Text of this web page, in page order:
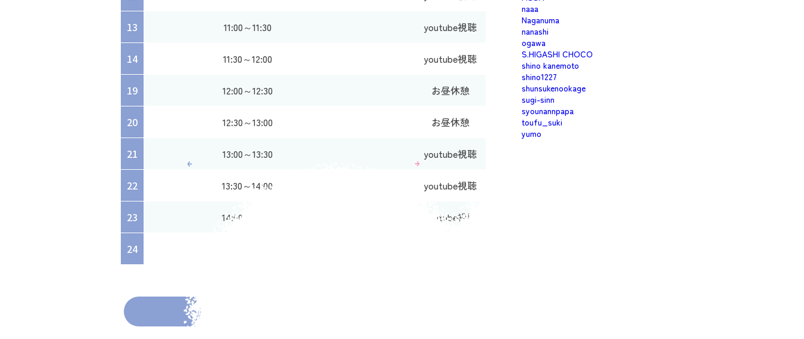
13 11:00～11:30 youtube視聴
14 11:30～12:00 youtube視聴
19 12:00～12:30 お昼休憩
20 12:30～13:00 お昼休憩
21 13:00～13:30 youtube視聴
22 13:30～14:00 youtube視聴
23 14:00～14:30 youtube視聴
24
前の投稿へ
naaa
Naganuma
nanashi
ogawa
S.HIGASHI CHOCO
shino kanemoto
shino1227
shunsukenookage
sugi-sinn
syounannpapa
toufu_suki
yumo